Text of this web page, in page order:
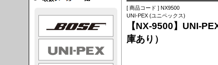
[ 商品コード ] NX9500
UNI-PEX (ユニペックス)
【NX-9500】UNI-
庫あり）